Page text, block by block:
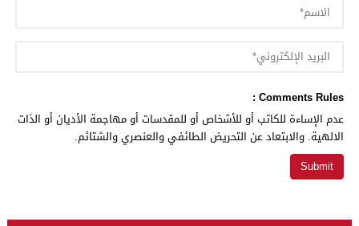
Comments Rules :
عدم الإساءة للكاتب أو للأشخاص أو للمقدسات أو مهاجمة الأديان أو الذات
الالهية. والابتعاد عن التحريض الطائفي والعنصري والشتائم.